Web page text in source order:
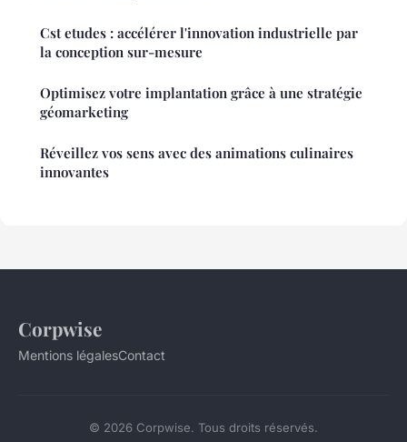
Cst etudes : accélérer l'innovation industrielle par
la conception sur-mesure
Optimisez votre implantation grâce à une stratégie
géomarketing
Réveillez vos sens avec des animations culinaires
innovantes
Corpwise
Mentions légalesContact
© 2026 Corpwise. Tous droits réservés.